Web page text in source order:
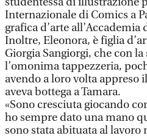
Internazionale di Comics a
grafica d’arte
Inoltre, Eleonora, è figlia
Giorgia Sangiorgi, che con
l’omonima tappezzeria,
avendo a loro volta appreso
aveva bottega a Tamara.
«Sono cresciuta giocando
ho sempre dato una mano
sono stata abituata al